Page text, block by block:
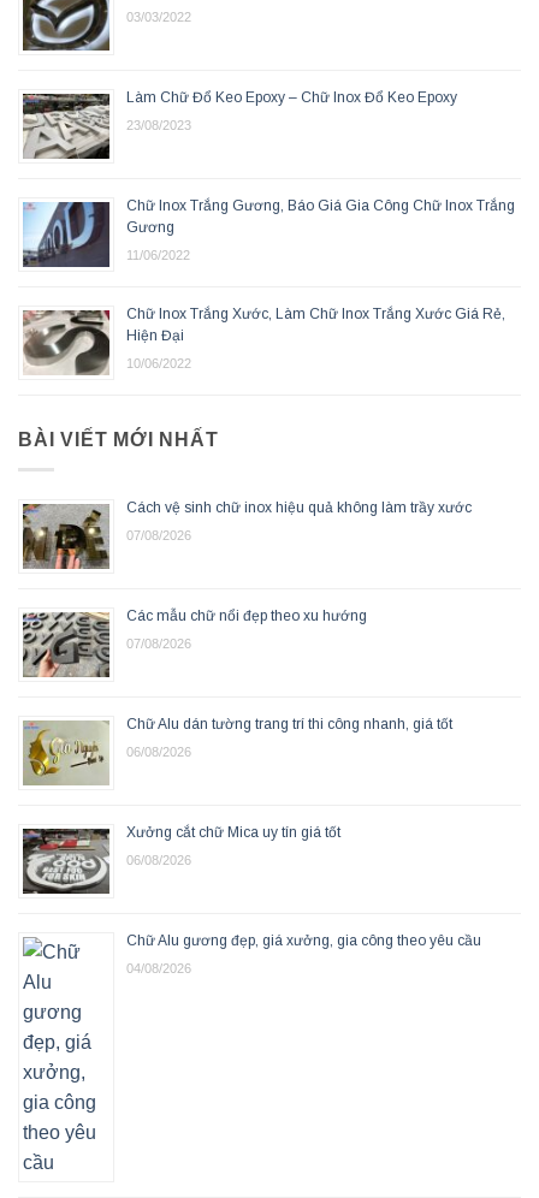
03/03/2022
Làm Chữ Đổ Keo Epoxy – Chữ Inox Đổ Keo Epoxy
23/08/2023
Chữ Inox Trắng Gương, Báo Giá Gia Công Chữ Inox Trắng
Gương
11/06/2022
Chữ Inox Trắng Xước, Làm Chữ Inox Trắng Xước Giá Rẻ,
Hiện Đại
10/06/2022
BÀI VIẾT MỚI NHẤT
Cách vệ sinh chữ inox hiệu quả không làm trầy xước
07/08/2026
Các mẫu chữ nổi đẹp theo xu hướng
07/08/2026
Chữ Alu dán tường trang trí thi công nhanh, giá tốt
06/08/2026
Xưởng cắt chữ Mica uy tín giá tốt
06/08/2026
Chữ Alu gương đẹp, giá xưởng, gia công theo yêu cầu
04/08/2026